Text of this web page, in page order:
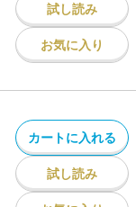
試し読み
お気に入り
カートに入れる
試し読み